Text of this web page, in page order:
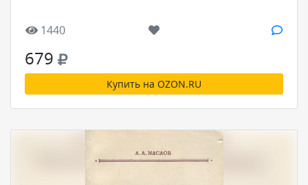
1440
679
Купить на OZON.RU